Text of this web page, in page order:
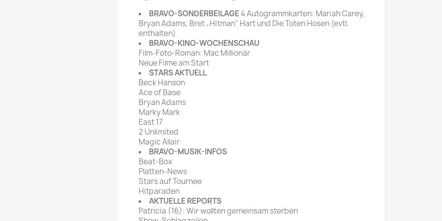
MERIAN
Mein schöner
Garten
TAGES &
WOCHENZEITUNGEN
Bildzeitung
Frankfurter Allgemeine
Magazin
Frankfurter Illustrierte
BRAVO-SONDERBEILAGE4 Autogrammkarten: Mariah Carey,
Bryan Adams, Bret „Hitman" Hart und Die Toten Hosen (evtl.
enthalten)
BRAVO-KINO-WOCHENSCHAU
Film-Foto-Roman: Mac Millionär
Neue Filme am Start
STARS AKTUELL
Beck Hanson
Ace of Base
Bryan Adams
Marky Mark
East 17
2 Unlimited
Magic Allair
BRAVO-MUSIK-INFOS
Beat-Box
Platten-News
Stars auf Tournee
Hitparaden
AKTUELLE REPORTS
Patricia (16): Wir wollten gemeinsam sterben